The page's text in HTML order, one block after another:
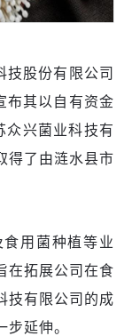
技股份有限公司
布其以自有资金
众兴菌业科技有
得了由涟水县市
用菌种植等业
在拓展公司在食
技有限公司的成
延伸。